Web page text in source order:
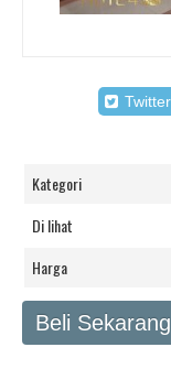
Twitter
Kategori
Di lihat
Harga
Beli Sekarang